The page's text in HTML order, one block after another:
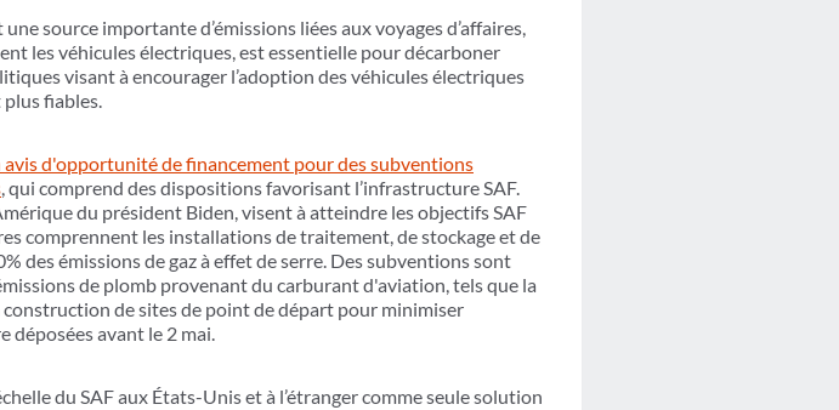
source importante d’émissions liées aux voyages d’affaires,
les véhicules électriques, est essentielle pour décarboner
visant à encourager l’adoption des véhicules électriques
fiables.
avis d'opportunité de financement pour des subventions
, qui comprend des dispositions favorisant l’infrastructure SAF.
du président Biden, visent à atteindre les objectifs SAF
comprennent les installations de traitement, de stockage et de
des émissions de gaz à effet de serre. Des subventions sont
de plomb provenant du carburant d'aviation, tels que la
de sites de point de départ pour minimiser
déposées avant le 2 mai.
du SAF aux États-Unis et à l’étranger comme seule solution